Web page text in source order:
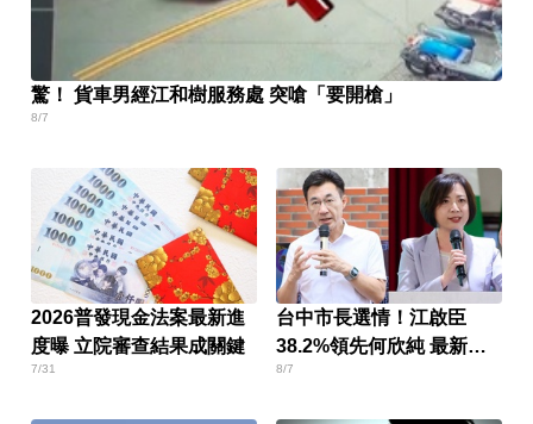
驚！ 貨車男經江和樹服務處 突嗆「要開槍」
8/7
2026普發現金法案最新進
度曝 立院審查結果成關鍵
7/31
台中市長選情！江啟臣
38.2%領先何欣純 最新民
調曝
8/7